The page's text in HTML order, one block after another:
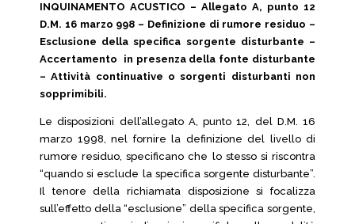
INQUINAMENTO ACUSTICO – Allegato A, punto 12
D.M. 16 marzo 998 – Definizione di rumore residuo –
Esclusione della specifica sorgente disturbante –
Accertamento in presenza della fonte disturbante
– Attività continuative o sorgenti disturbanti non
sopprimibili.
Le disposizioni dell’allegato A, punto 12, del D.M. 16
marzo 1998, nel fornire la definizione del livello di
rumore residuo, specificano che lo stesso si riscontra
“quando si esclude la specifica sorgente disturbante”.
Il tenore della richiamata disposizione si focalizza
sull’effetto della “esclusione” della specifica sorgente,